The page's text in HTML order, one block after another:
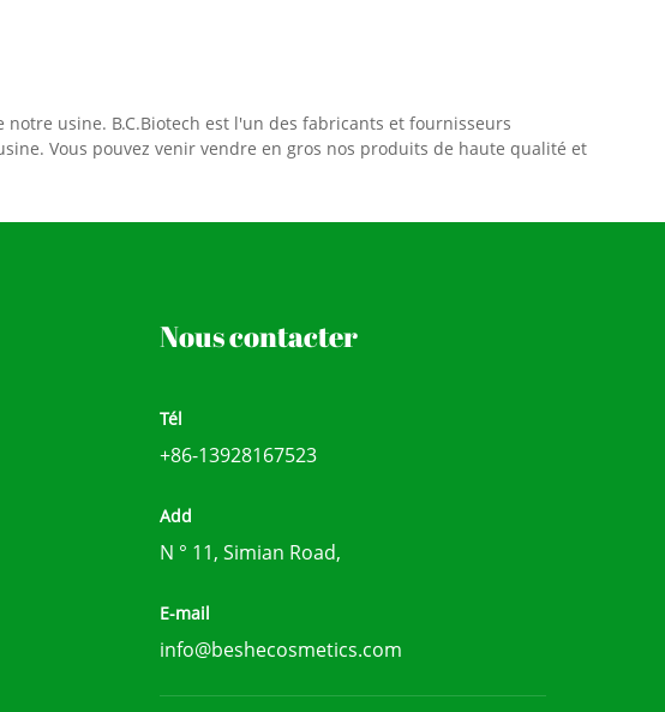
usine. B.C.Biotech est l'un des fabricants et fournisseurs
Vous pouvez venir vendre en gros nos produits de haute qualité et
Nous contacter
Tél
+86-13928167523
Add
N ° 11, Simian Road,
E-mail
info@beshecosmetics.com